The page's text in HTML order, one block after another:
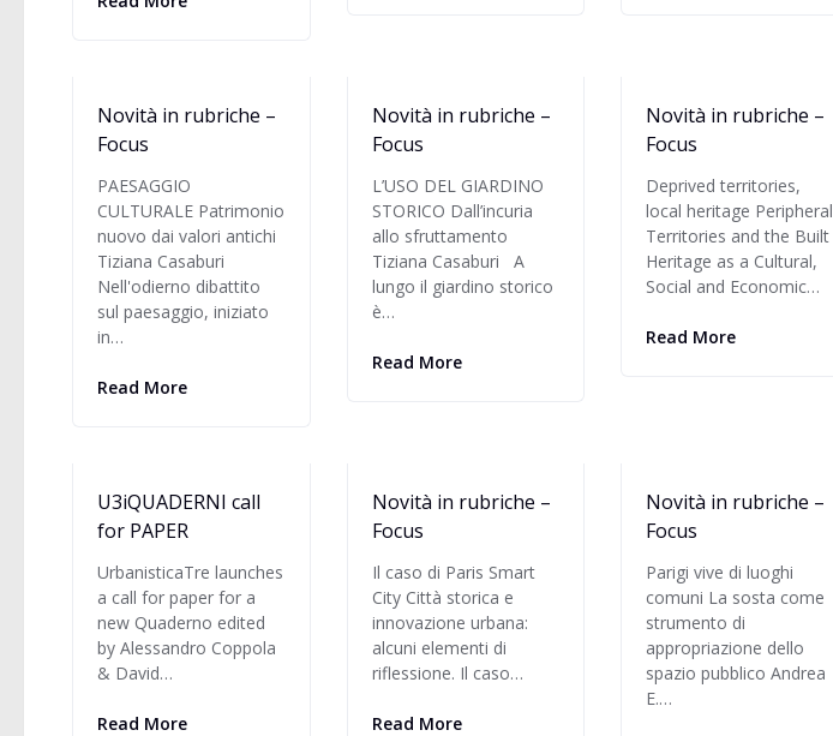
Novità in rubriche –
Focus
PAESAGGIO
CULTURALE Patrimonio
nuovo dai valori antichi
Tiziana Casaburi
Nell'odierno dibattito
sul paesaggio, iniziato
in…
Read More
Novità in rubriche –
Focus
L’USO DEL GIARDINO
STORICO Dall’incuria
allo sfruttamento
Tiziana Casaburi A
lungo il giardino storico
è…
Read More
Novità in rubriche –
Focus
Deprived territories,
local heritage Peripheral
Territories and the Built
Heritage as a Cultural,
Social and Economic…
Read More
U3iQUADERNI call
for PAPER
UrbanisticaTre launches
a call for paper for a
new Quaderno edited
by Alessandro Coppola
& David…
Read More
Novità in rubriche –
Focus
Il caso di Paris Smart
City Città storica e
innovazione urbana:
alcuni elementi di
riflessione. Il caso…
Read More
Novità in rubriche –
Focus
Parigi vive di luoghi
comuni La sosta come
strumento di
appropriazione dello
spazio pubblico Andrea
E.…